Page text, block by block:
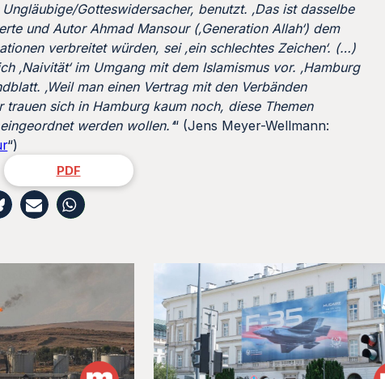
Gotteswidersacher, benutzt. ‚Das ist dasselbe
und Autor Ahmad Mansour (‚Generation Allah‘) dem
verbreitet würden, sei ‚ein schlechtes Zeichen‘. (…)
‚Naivität‘ im Umgang mit dem Islamismus vor. ‚Hamburg
‚Weil man einen Vertrag mit den Verbänden
sich in Hamburg kaum noch, diese Themen
werden wollen.‘“ (Jens Meyer-Wellmann:
“)
PDF